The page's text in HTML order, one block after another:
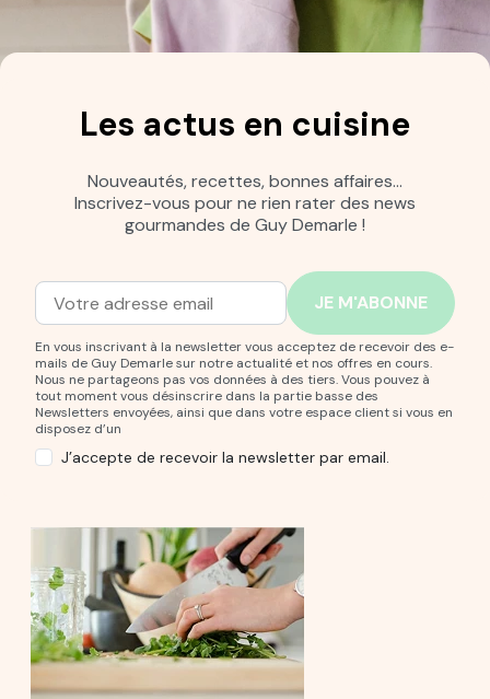
Les actus en cuisine
Nouveautés, recettes, bonnes affaires…
Inscrivez-vous pour ne rien rater des news
gourmandes de Guy Demarle !
Adresse mail
Entrez votre adresse mail pour vous abonner à notre
En vous inscrivant à la newsletter vous acceptez de recevoir des e-
mails de Guy Demarle sur notre actualité et nos offres en cours.
Nous ne partageons pas vos données à des tiers. Vous pouvez à
tout moment vous désinscrire dans la partie basse des
Newsletters envoyées, ainsi que dans votre espace client si vous en
disposez d’un
J’accepte de recevoir la newsletter par email.